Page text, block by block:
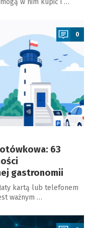
w nim kupić i …
0
63
gastronomii
kartą lub telefonem
ważnym …